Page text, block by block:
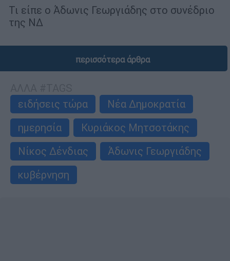
Τι είπε ο Άδωνις Γεωργιάδης στο συνέδριο
της ΝΔ
περισσότερα άρθρα
ειδήσεις τώρα
Νέα Δημοκρατία
ημερησία
Κυριάκος Μητσοτάκης
Νίκος Δένδιας
Άδωνις Γεωργιάδης
κυβέρνηση